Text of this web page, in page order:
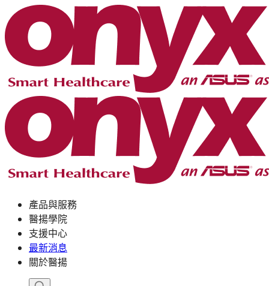
產品與服務
醫揚學院
支援中心
最新消息
關於醫揚